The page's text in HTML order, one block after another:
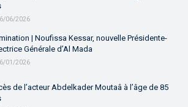
06/2026
| Noufissa Kessar, nouvelle Présidente-
Générale d’Al Mada
01/2026
de l’acteur Abdelkader Moutaâ à l’âge de 85